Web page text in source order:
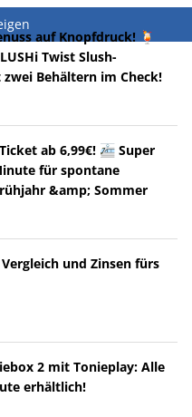
auf Knopfdruck! 🍹
Twist Slush-
Behältern im Check!
ab 6,99€! 🚈 Super
für spontane
&amp; Sommer
und Zinsen fürs
2 mit Tonieplay: Alle
erhältlich!